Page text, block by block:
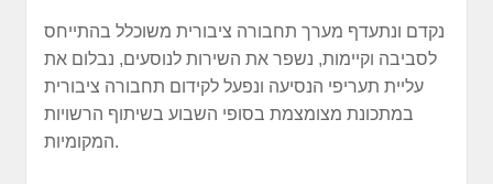
נקדם ונתעדף מערך תחבורה ציבורית משוכלל בהתייחס
לסביבה וקיימות, נשפר את השירות לנוסעים, נבלום את
עליית תעריפי הנסיעה ונפעל לקידום תחבורה ציבורית
במתכונת מצומצמת בסופי השבוע בשיתוף הרשויות
המקומיות.